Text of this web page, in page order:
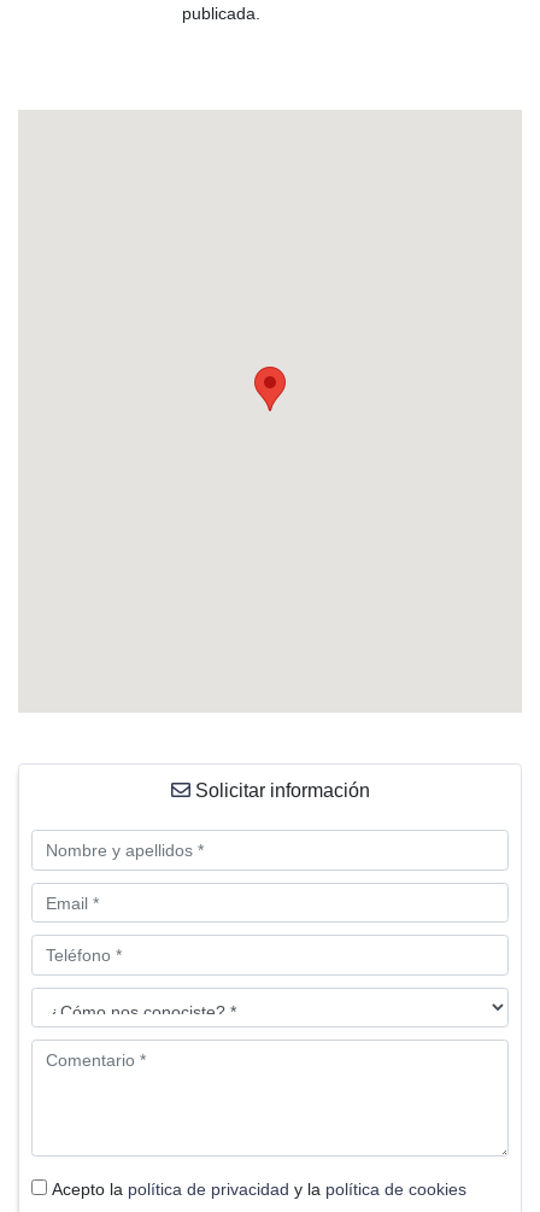
publicada.
Solicitar información
Acepto la política de privacidad y la política de cookies